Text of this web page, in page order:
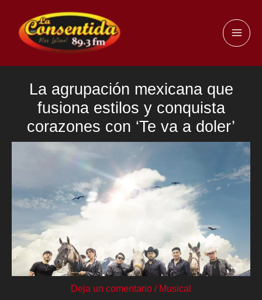
contenido
La agrupación mexicana que
fusiona estilos y conquista
corazones con ‘Te va a doler’
Deja un comentario / Musical